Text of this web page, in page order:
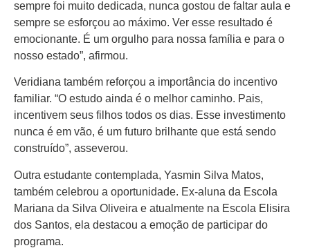
sempre foi muito dedicada, nunca gostou de faltar aula e
sempre se esforçou ao máximo. Ver esse resultado é
emocionante. É um orgulho para nossa família e para o
nosso estado”, afirmou.
Veridiana também reforçou a importância do incentivo
familiar. “O estudo ainda é o melhor caminho. Pais,
incentivem seus filhos todos os dias. Esse investimento
nunca é em vão, é um futuro brilhante que está sendo
construído”, asseverou.
Outra estudante contemplada, Yasmin Silva Matos,
também celebrou a oportunidade. Ex-aluna da Escola
Mariana da Silva Oliveira e atualmente na Escola Elisira
dos Santos, ela destacou a emoção de participar do
programa.